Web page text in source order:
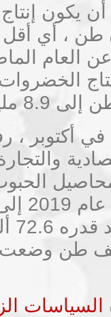
يكون
العام
الخضروات
أكتوبر ،
67.4 ألف طن
السياسات